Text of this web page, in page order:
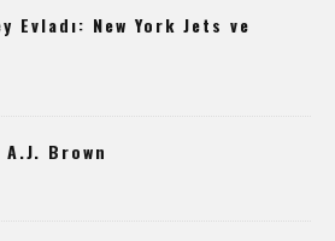
Evladı: New York Jets ve
Brown